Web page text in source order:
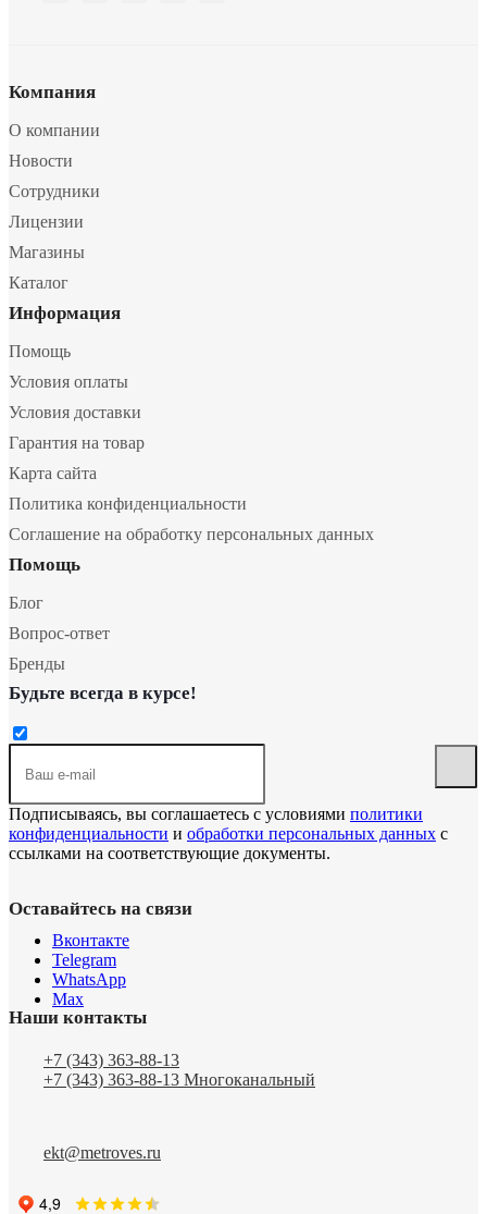
Компания
О компании
Новости
Сотрудники
Лицензии
Магазины
Каталог
Информация
Помощь
Условия оплаты
Условия доставки
Гарантия на товар
Карта сайта
Политика конфиденциальности
Соглашение на обработку персональных данных
Помощь
Блог
Вопрос-ответ
Бренды
Будьте всегда в курсе!
Подписываясь, вы соглашаетесь с условиями политики
конфиденциальности и обработки персональных данных с
ссылками на соответствующие документы.
Оставайтесь на связи
Вконтакте
Telegram
WhatsApp
Max
Наши контакты
+7 (343) 363-88-13
+7 (343) 363-88-13 Многоканальный
ekt@metroves.ru